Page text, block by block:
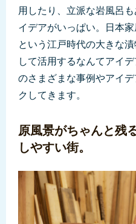
用したり、立派な岩風呂
イデアがいっぱい。日本
という江戸時代の大きな
して活用するなんてアイ
のさまざまな事例やアイ
クしてきます。
原風景がちゃんと残
しやすい街。